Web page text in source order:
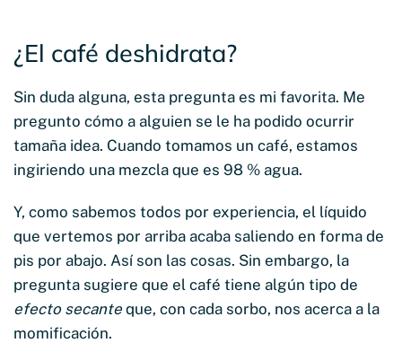
¿El café deshidrata?
Sin duda alguna, esta pregunta es mi favorita. Me
pregunto cómo a alguien se le ha podido ocurrir
tamaña idea. Cuando tomamos un café, estamos
ingiriendo una mezcla que es 98 % agua.
Y, como sabemos todos por experiencia, el líquido
que vertemos por arriba acaba saliendo en forma de
pis por abajo. Así son las cosas. Sin embargo, la
pregunta sugiere que el café tiene algún tipo de
efecto secante que, con cada sorbo, nos acerca a la
momificación.